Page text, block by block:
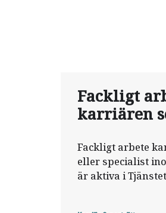
Fackligt
karriären
Fackligt arbete
eller specialist
är aktiva i